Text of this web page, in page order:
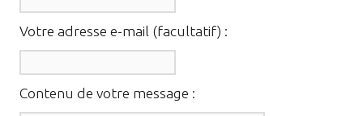
Votre adresse e-mail (facultatif) :
Contenu de votre message :